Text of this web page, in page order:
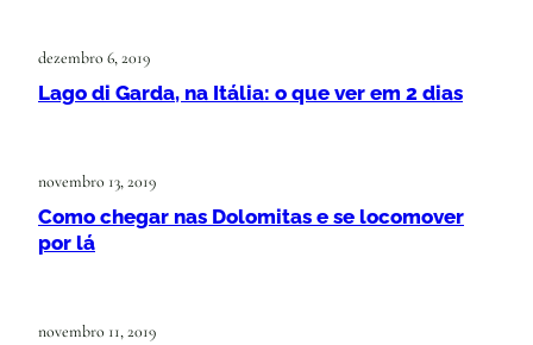
dezembro 6, 2019
Lago di Garda, na Itália: o que ver em 2 dias
novembro 13, 2019
Como chegar nas Dolomitas e se locomover
por lá
novembro 11, 2019